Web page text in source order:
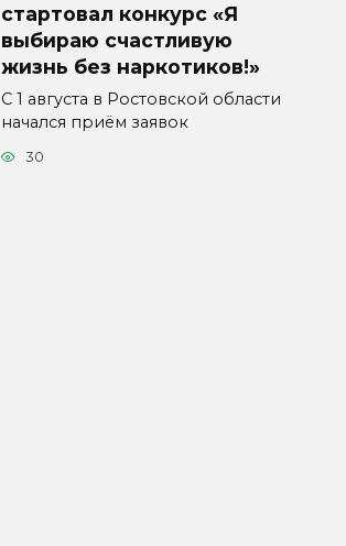
стартовал конкурс «Я
выбираю счастливую
жизнь без наркотиков!»
С 1 августа в Ростовской области
начался приём заявок
30